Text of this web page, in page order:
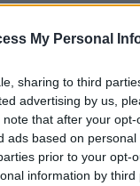
My Personal
sharing to third
advertising by us,
that after your
ads based on
prior to your opt-
information by third
να αναχωρήσει
τις δηλώσεις του
ότι δεν έχει
για το Παγκόσμιο
Ινφαντίνο,